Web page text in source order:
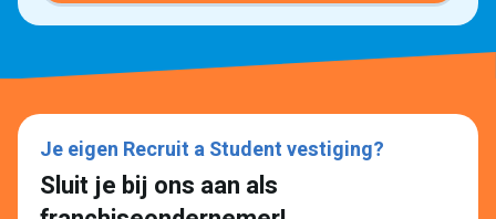
Je eigen Recruit a Student vestiging?
Sluit je bij ons aan als